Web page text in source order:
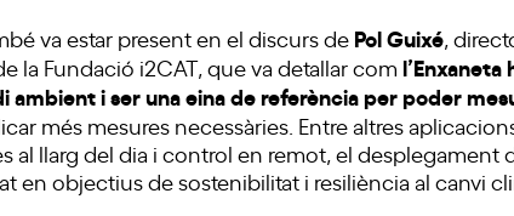
va estar present en el discurs de Pol Guixé ,
la Fundació i2CAT, que va detallar com
ambient i ser una eina de referència per poder
més mesures necessàries. Entre altres
al llarg del dia i control en remot, el
en objectius de sostenibilitat i resiliència al canvi